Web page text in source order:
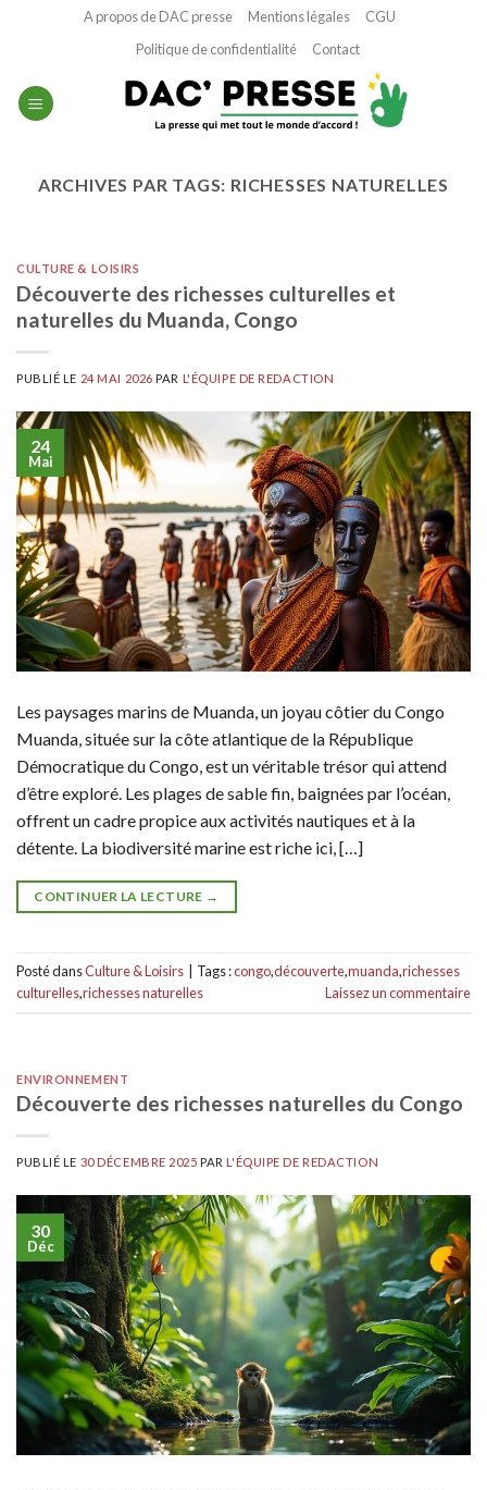
A propos de DAC presse Mentions légales
CGU
Politique de confidentialité
Contact
ARCHIVES PAR TAGS: RICHESSES NATURELLES
CULTURE & LOISIRS
Découverte des richesses culturelles et
naturelles du Muanda, Congo
PUBLIÉ LE 24 MAI 2026 PAR L'ÉQUIPE DE REDACTION
24
Mai
Les paysages marins de Muanda, un joyau côtier du Congo
Muanda, située sur la côte atlantique de la République
Démocratique du Congo, est un véritable trésor qui attend
d’être exploré. Les plages de sable fin, baignées par l’océan,
offrent un cadre propice aux activités nautiques et à la
détente. La biodiversité marine est riche ici, […]
CONTINUER LA LECTURE →
Posté dansCulture & Loisirs Tags :congo,découverte,muanda,richesses
culturelles,richesses naturelles Laissez un commentaire
ENVIRONNEMENT
Découverte des richesses naturelles du Congo
PUBLIÉ LE 30 DÉCEMBRE 2025 PARL'ÉQUIPE DE REDACTION
30
Déc